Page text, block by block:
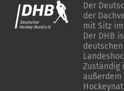
Der
der
mit Sitz
Der DHB
Zuständig